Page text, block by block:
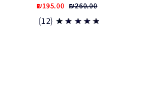
₪260.00
₪195.00
(12)